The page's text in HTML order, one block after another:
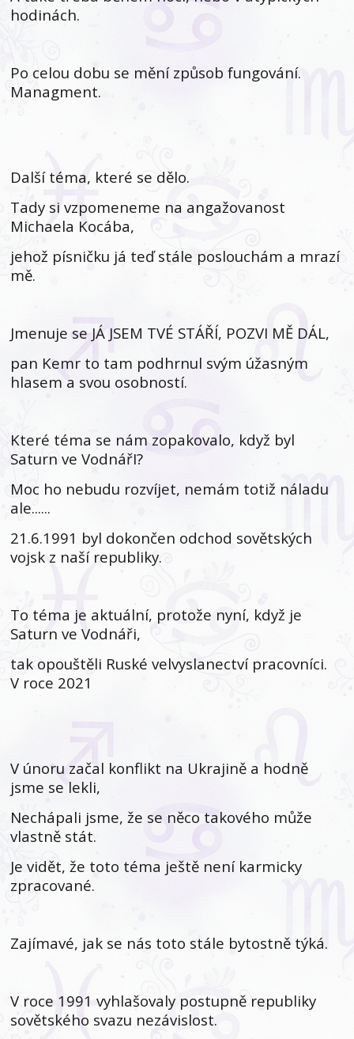
hodinách.
Po celou dobu se mění způsob fungování.
Managment.
Další téma, které se dělo.
Tady si vzpomeneme na angažovanost
Michaela Kocába,
jehož písničku já teď stále poslouchám a mrazí
mě.
Jmenuje se JÁ JSEM TVÉ STÁŘÍ, POZVI MĚ DÁL,
pan Kemr to tam podhrnul svým úžasným
hlasem a svou osobností.
Které téma se nám zopakovalo, když byl
Saturn ve VodnářI?
Moc ho nebudu rozvíjet, nemám totiž náladu
ale......
21.6.1991 byl dokončen odchod sovětských
vojsk z naší republiky.
To téma je aktuální, protože nyní, když je
Saturn ve Vodnáři,
tak opouštěli Ruské velvyslanectví pracovníci.
V roce 2021
V únoru začal konflikt na Ukrajině a hodně
jsme se lekli,
Nechápali jsme, že se něco takového může
vlastně stát.
Je vidět, že toto téma ještě není karmicky
zpracované.
Zajímavé, jak se nás toto stále bytostně týká.
V roce 1991 vyhlašovaly postupně republiky
sovětského svazu nezávislost.